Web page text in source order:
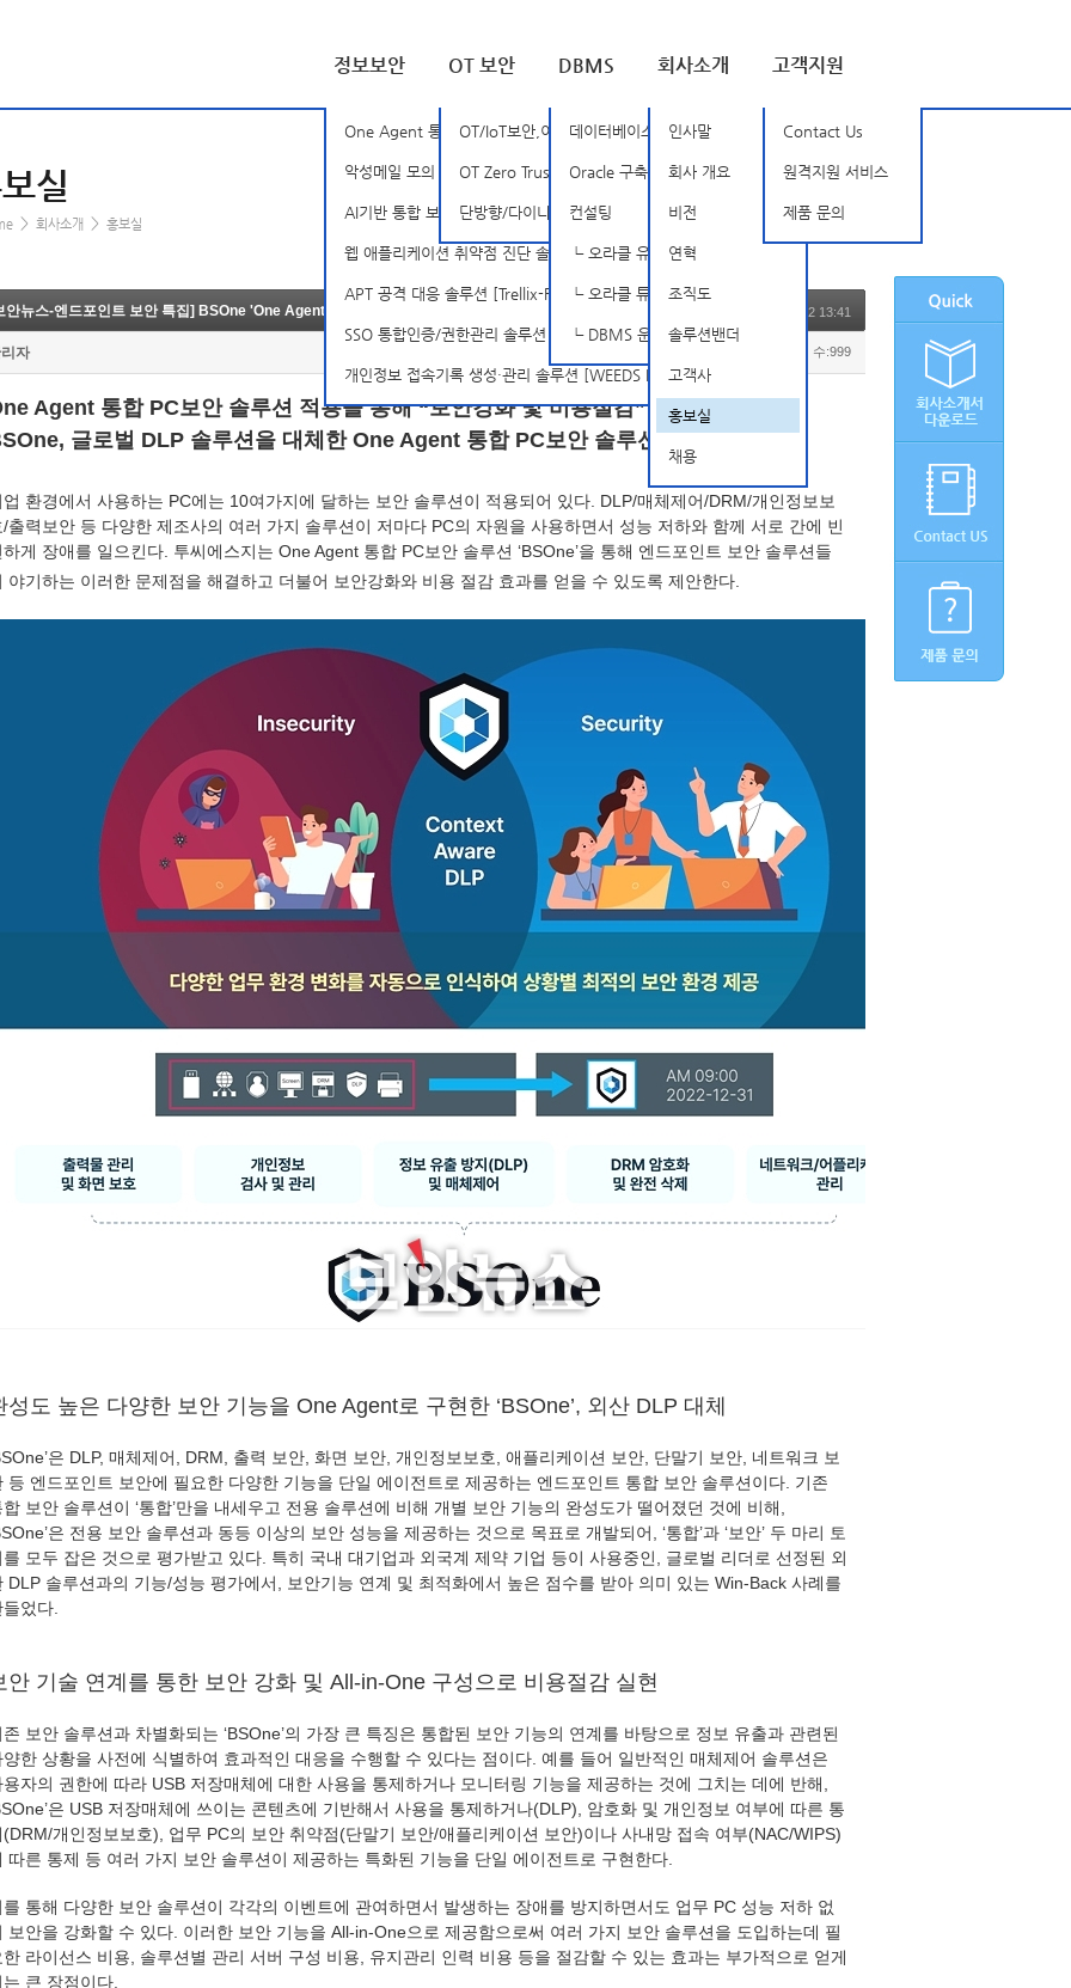
정보보안
One Agent 통합 PC 보안 솔루션 [BSOne]
악성메일 모의 훈련 솔루션 [BSD]
AI기반 통합 보안 분석 플랫폼 [StellarCyber Open-XDR]
웹 애플리케이션 취약점 진단 솔루션 [APPSCAN]
APT 공격 대응 솔루션 [Trellix-FireEye]
SSO 통합인증/권한관리 솔루션 [INISAFE Nexess]
개인정보 접속기록 생성·관리 솔루션 [WEEDS BlackBox Suite]
OT 보안
OT/IoT보안,이상징후탐지 [Nozomi Networks]
OT Zero Trust [TXOne]
단방향/다이나믹 인증 솔루션 [SSenStone]
DBMS
데이터베이스 암호화
Oracle 구축, 관리 및 튜닝
컨설팅
┗ 오라클 유지보수
┗ 오라클 튜닝 컨설팅
┗ DBMS 운영 관리 서비스
회사소개
인사말
회사 개요
비전
연혁
조직도
솔루션밴더
고객사
홍보실
채용
고객지원
Contact Us
원격지원 서비스
제품 문의
실
> 회사소개 > 홍보실
안뉴스-엔드포인트 보안 특집] BSOne 'One Agent 통합 PC보안 솔루션' 2024.05.02 13:41
자 조회 수:999
Agent 통합 PC보안 솔루션 적용을 통해 “보안강화 및 비용절감” 실현
글로벌 DLP 솔루션을 대체한 One Agent 통합 PC보안 솔루션
업 환경에서 사용하는 PC에는 10여가지에 달하는 보안 솔루션이 적용되어 있다. DLP/매체제어/DRM/개인정보보
/출력보안 등 다양한 제조사의 여러 가지 솔루션이 저마다 PC의 자원을 사용하면서 성능 저하와 함께 서로 간에 빈
하게 장애를 일으킨다. 투씨에스지는 One Agent 통합 PC보안 솔루션 ‘BSOne’을 통해 엔드포인트 보안 솔루션들
야기하는 이러한 문제점을 해결하고 더불어 보안강화와 비용 절감 효과를 얻을 수 있도록 제안한다.
성도 높은 다양한 보안 기능을 One Agent로 구현한 ‘BSOne’, 외산 DLP 대체
은 DLP, 매체제어, DRM, 출력 보안, 화면 보안, 개인정보보호, 애플리케이션 보안, 단말기 보안, 네트워크 보
등 엔드포인트 보안에 필요한 다양한 기능을 단일 에이전트로 제공하는 엔드포인트 통합 보안 솔루션이다. 기존
합 보안 솔루션이 ‘통합’만을 내세우고 전용 솔루션에 비해 개별 보안 기능의 완성도가 떨어졌던 것에 비해,
은 전용 보안 솔루션과 동등 이상의 보안 성능을 제공하는 것으로 목표로 개발되어, ‘통합’과 ‘보안’ 두 마리 토
를 모두 잡은 것으로 평가받고 있다. 특히 국내 대기업과 외국계 제약 기업 등이 사용중인, 글로벌 리더로 선정된 외
DLP 솔루션과의 기능/성능 평가에서, 보안기능 연계 및 최적화에서 높은 점수를 받아 의미 있는 Win-Back 사례를
들었다.
안 기술 연계를 통한 보안 강화 및 All-in-One 구성으로 비용절감 실현
존 보안 솔루션과 차별화되는 ‘BSOne’의 가장 큰 특징은 통합된 보안 기능의 연계를 바탕으로 정보 유출과 관련된
양한 상황을 사전에 식별하여 효과적인 대응을 수행할 수 있다는 점이다. 예를 들어 일반적인 매체제어 솔루션은
용자의 권한에 따라 USB 저장매체에 대한 사용을 통제하거나 모니터링 기능을 제공하는 것에 그치는 데에 반해,
은 USB 저장매체에 쓰이는 콘텐츠에 기반해서 사용을 통제하거나(DLP), 암호화 및 개인정보 여부에 따른 통
(DRM/개인정보보호), 업무 PC의 보안 취약점(단말기 보안/애플리케이션 보안)이나 사내망 접속 여부(NAC/WIPS)
따른 통제 등 여러 가지 보안 솔루션이 제공하는 특화된 기능을 단일 에이전트로 구현한다.
를 통해 다양한 보안 솔루션이 각각의 이벤트에 관여하면서 발생하는 장애를 방지하면서도 업무 PC 성능 저하 없
보안을 강화할 수 있다. 이러한 보안 기능을 All-in-One으로 제공함으로써 여러 가지 보안 솔루션을 도입하는데 필
한 라이선스 비용, 솔루션별 관리 서버 구성 비용, 유지관리 인력 비용 등을 절감할 수 있는 효과는 부가적으로 얻게
는 큰 장점이다.